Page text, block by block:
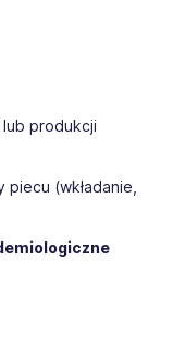
produkcji
piecu (wkładanie,